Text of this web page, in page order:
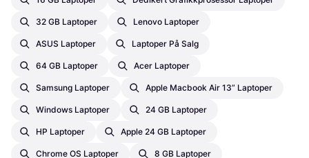
32 GB Laptoper Lenovo Laptoper
ASUS Laptoper Laptoper På Salg
64 GB Laptoper Acer Laptoper
Samsung Laptoper Apple Macbook Air 13” Laptoper
Windows Laptoper 24 GB Laptoper
HP Laptoper Apple 24 GB Laptoper
Chrome OS Laptoper 8 GB Laptoper